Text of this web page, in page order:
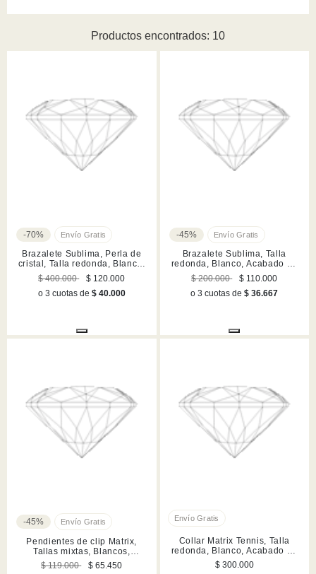
Productos encontrados: 10
-70%
Brazalete Sublima, Perla de
cristal, Talla redonda, Blanco,
Acabado en rodio
$ 400.000
$ 120.000
o 3 cuotas de $ 40.000
-45%
Brazalete Sublima, Talla
redonda, Blanco, Acabado en
rodio
$ 200.000
$ 110.000
o 3 cuotas de$ 36.667
-45%
Pendientes de clip Matrix,
Tallas mixtas, Blancos,
Acabado en rodio
$ 119.000
$ 65.450
Collar Matrix Tennis, Talla
redonda, Blanco, Acabado en
rodio
$ 300.000